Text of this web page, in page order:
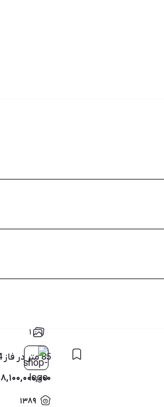
۱
85 متر در فاز 4 پردیس فردوس
۸,۱۰۰,۰۰۰,۰۰۰
۱۳۸۹